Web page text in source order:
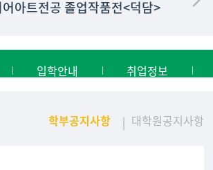
아트전공 졸업작품전<덕담>
입학안내 취업정보
학부공지사항 대학원공지사항